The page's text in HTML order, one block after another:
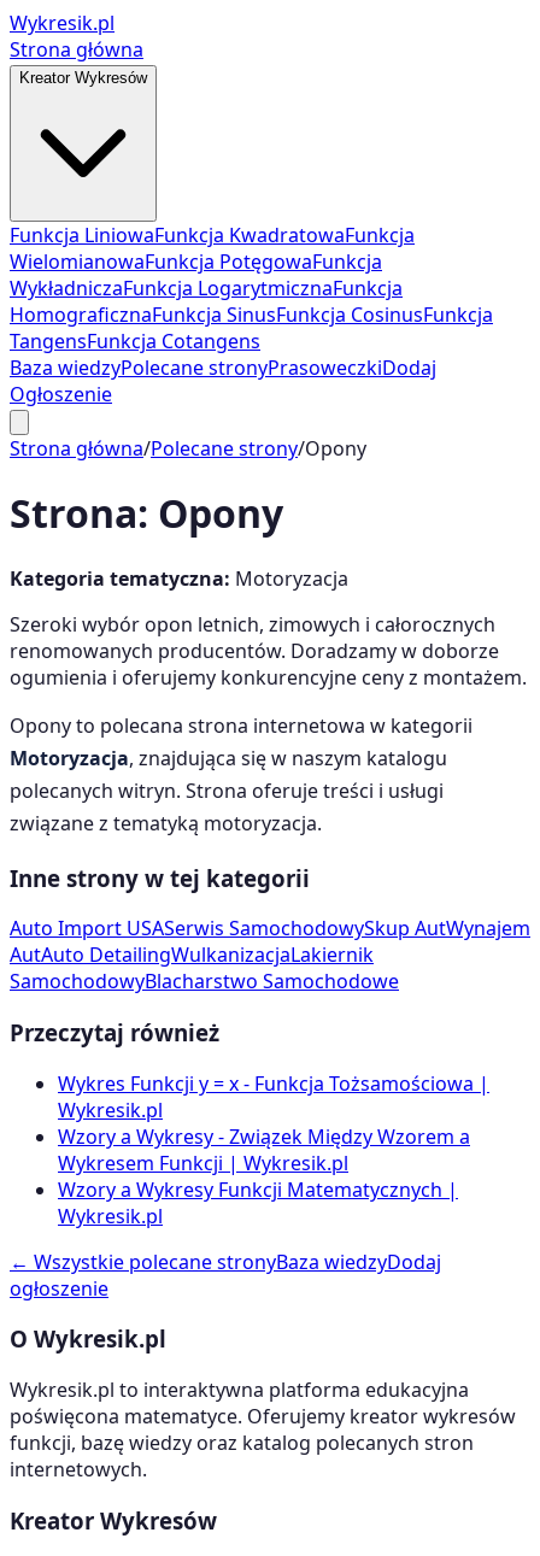
Wykresik.pl
Strona główna
Kreator Wykresów
Funkcja LiniowaFunkcja KwadratowaFunkcja
WielomianowaFunkcja PotęgowaFunkcja
WykładniczaFunkcja LogarytmicznaFunkcja
HomograficznaFunkcja SinusFunkcja CosinusFunkcja
TangensFunkcja Cotangens
Baza wiedzyPolecane stronyPrasoweczkiDodaj
Ogłoszenie
Strona główna/Polecane strony/Opony
Strona: Opony
Kategoria tematyczna: Motoryzacja
Szeroki wybór opon letnich, zimowych i całorocznych
renomowanych producentów. Doradzamy w doborze
ogumienia i oferujemy konkurencyjne ceny z montażem.
Oponyto polecana strona internetowa w kategorii
Motoryzacja, znajdująca się w naszym katalogu
polecanych witryn. Strona oferuje treści i usługi
związane z tematyką motoryzacja.
Inne strony w tej kategorii
Auto Import USASerwis SamochodowySkup AutWynajem
AutAuto DetailingWulkanizacjaLakiernik
SamochodowyBlacharstwo Samochodowe
Przeczytaj również
Wykres Funkcji y = x - Funkcja Tożsamościowa |
Wykresik.pl
Wzory a Wykresy - Związek Między Wzorem a
Wykresem Funkcji | Wykresik.pl
Wzory a Wykresy Funkcji Matematycznych |
Wykresik.pl
← Wszystkie polecane stronyBaza wiedzyDodaj
ogłoszenie
O Wykresik.pl
Wykresik.pl to interaktywna platforma edukacyjna
poświęcona matematyce. Oferujemy kreator wykresów
funkcji, bazę wiedzy oraz katalog polecanych stron
internetowych.
Kreator Wykresów